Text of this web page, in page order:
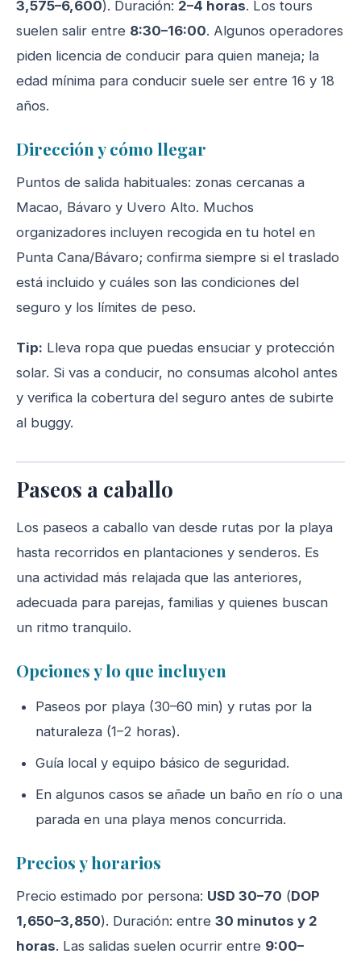
3,575–6,600). Duración: 2–4 horas. Los tours
suelen salir entre 8:30–16:00. Algunos operadores
piden licencia de conducir para quien maneja; la
edad mínima para conducir suele ser entre 16 y 18
años.
Dirección y cómo llegar
Puntos de salida habituales: zonas cercanas a
Macao, Bávaro y Uvero Alto. Muchos
organizadores incluyen recogida en tu hotel en
Punta Cana/Bávaro; confirma siempre si el traslado
está incluido y cuáles son las condiciones del
seguro y los límites de peso.
Tip: Lleva ropa que puedas ensuciar y protección
solar. Si vas a conducir, no consumas alcohol antes
y verifica la cobertura del seguro antes de subirte
al buggy.
Paseos a caballo
Los paseos a caballo van desde rutas por la playa
hasta recorridos en plantaciones y senderos. Es
una actividad más relajada que las anteriores,
adecuada para parejas, familias y quienes buscan
un ritmo tranquilo.
Opciones y lo que incluyen
Paseos por playa (30–60 min) y rutas por la
naturaleza (1–2 horas).
Guía local y equipo básico de seguridad.
En algunos casos se añade un baño en río o una
parada en una playa menos concurrida.
Precios y horarios
Precio estimado por persona: USD 30–70 (DOP
1,650–3,850). Duración: entre 30 minutos y 2
horas. Las salidas suelen ocurrir entre 9:00–